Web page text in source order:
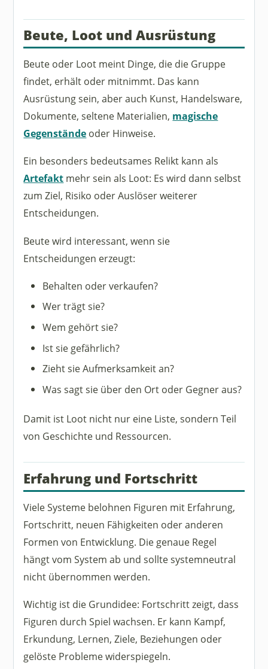
Beute, Loot und Ausrüstung
Beute oder Loot meint Dinge, die die Gruppe
findet, erhält oder mitnimmt. Das kann
Ausrüstung sein, aber auch Kunst, Handelsware,
Dokumente, seltene Materialien, magische
Gegenstände oder Hinweise.
Ein besonders bedeutsames Relikt kann als
Artefakt mehr sein als Loot: Es wird dann selbst
zum Ziel, Risiko oder Auslöser weiterer
Entscheidungen.
Beute wird interessant, wenn sie
Entscheidungen erzeugt:
Behalten oder verkaufen?
Wer trägt sie?
Wem gehört sie?
Ist sie gefährlich?
Zieht sie Aufmerksamkeit an?
Was sagt sie über den Ort oder Gegner aus?
Damit ist Loot nicht nur eine Liste, sondern Teil
von Geschichte und Ressourcen.
Erfahrung und Fortschritt
Viele Systeme belohnen Figuren mit Erfahrung,
Fortschritt, neuen Fähigkeiten oder anderen
Formen von Entwicklung. Die genaue Regel
hängt vom System ab und sollte systemneutral
nicht übernommen werden.
Wichtig ist die Grundidee: Fortschritt zeigt, dass
Figuren durch Spiel wachsen. Er kann Kampf,
Erkundung, Lernen, Ziele, Beziehungen oder
gelöste Probleme widerspiegeln.